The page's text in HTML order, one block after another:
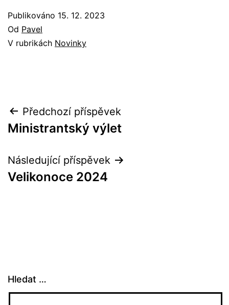
Publikováno 15. 12. 2023
Od Pavel
V rubrikách Novinky
Navigace
pro
příspěvek
Předchozí příspěvek
Ministrantský výlet
Následující příspěvek
Velikonoce 2024
Hledat …